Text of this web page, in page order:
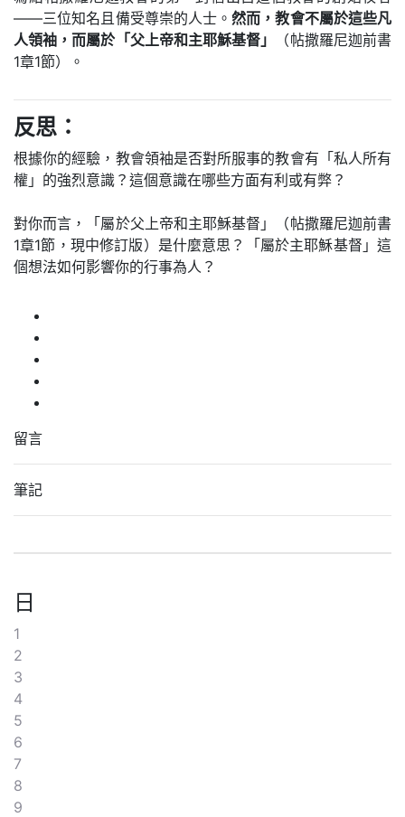
——三位知名且備受尊崇的人士。然而，教會不屬於這些凡
人領袖，而屬於「父上帝和主耶穌基督」
（帖撒羅尼迦前書
1章1節）。
反思：
根據你的經驗，教會領袖是否對所服事的教會有「私人所有
權」的強烈意識？這個意識在哪些方面有利或有弊？
對你而言，「屬於父上帝和主耶穌基督」（帖撒羅尼迦前書
1章1節，現中修訂版）是什麼意思？「屬於主耶穌基督」這
個想法如何影響你的行事為人？
留言
筆記
日
1
2
3
4
5
6
7
8
9